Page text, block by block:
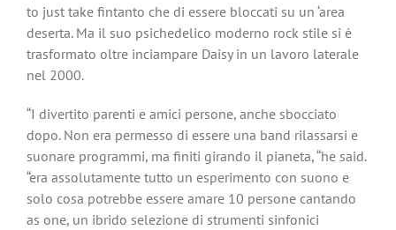
to just take fintanto che di essere bloccati su un ‘area
deserta. Ma il suo psichedelico moderno rock stile si è
trasformato oltre inciampare Daisy in un lavoro laterale
nel 2000.
“I divertito parenti e amici persone, anche sbocciato
dopo. Non era permesso di essere una band rilassarsi e
suonare programmi, ma finiti girando il pianeta, “he said.
“era assolutamente tutto un esperimento con suono e
solo cosa potrebbe essere amare 10 persone cantando
as one, un ibrido selezione di strumenti sinfonici